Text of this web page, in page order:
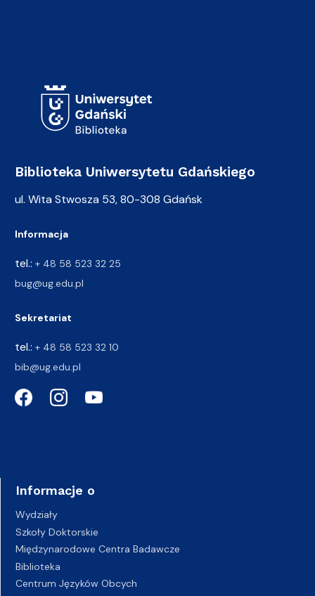
Biblioteka Uniwersytetu Gdańskiego
ul. Wita Stwosza 53, 80-308 Gdańsk
Informacja
tel.: + 48 58 523 32 25
bug@ug.edu.pl
Sekretariat
tel.: + 48 58 523 32 10
bib@ug.edu.pl
Informacje o
Wydziały
Szkoły Doktorskie
Międzynarodowe Centra Badawcze
Biblioteka
Centrum Języków Obcych